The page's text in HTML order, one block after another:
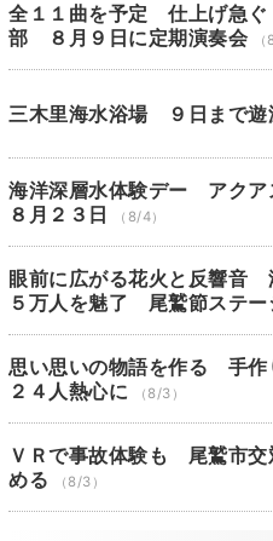
全１１曲を予定 仕上げ急
部 ８月９日に定期演奏会
三木里海水浴場 ９日まで遊
海洋深層水体験デー アク
８月２３日
（8/4）
眼前に広がる花火と反響
５万人を魅了 尾鷲節ステー
思い思いの物語を作る 手
２４人熱心に
（8/3）
ＶＲで事故体験も 尾鷲市
める
（8/3）